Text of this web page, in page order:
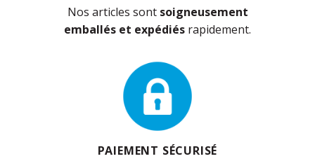
Nos articles sont soigneusement
emballés et expédiés rapidement.
PAIEMENT SÉCURISÉ